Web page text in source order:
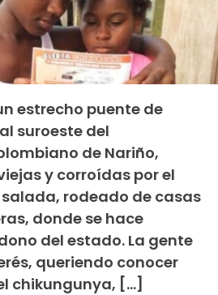
estrecho puente de
suroeste del
de Nariño,
y corroídas por el
rodeado de casas
donde se hace
del estado. La gente
queriendo conocer
chikungunya, […]